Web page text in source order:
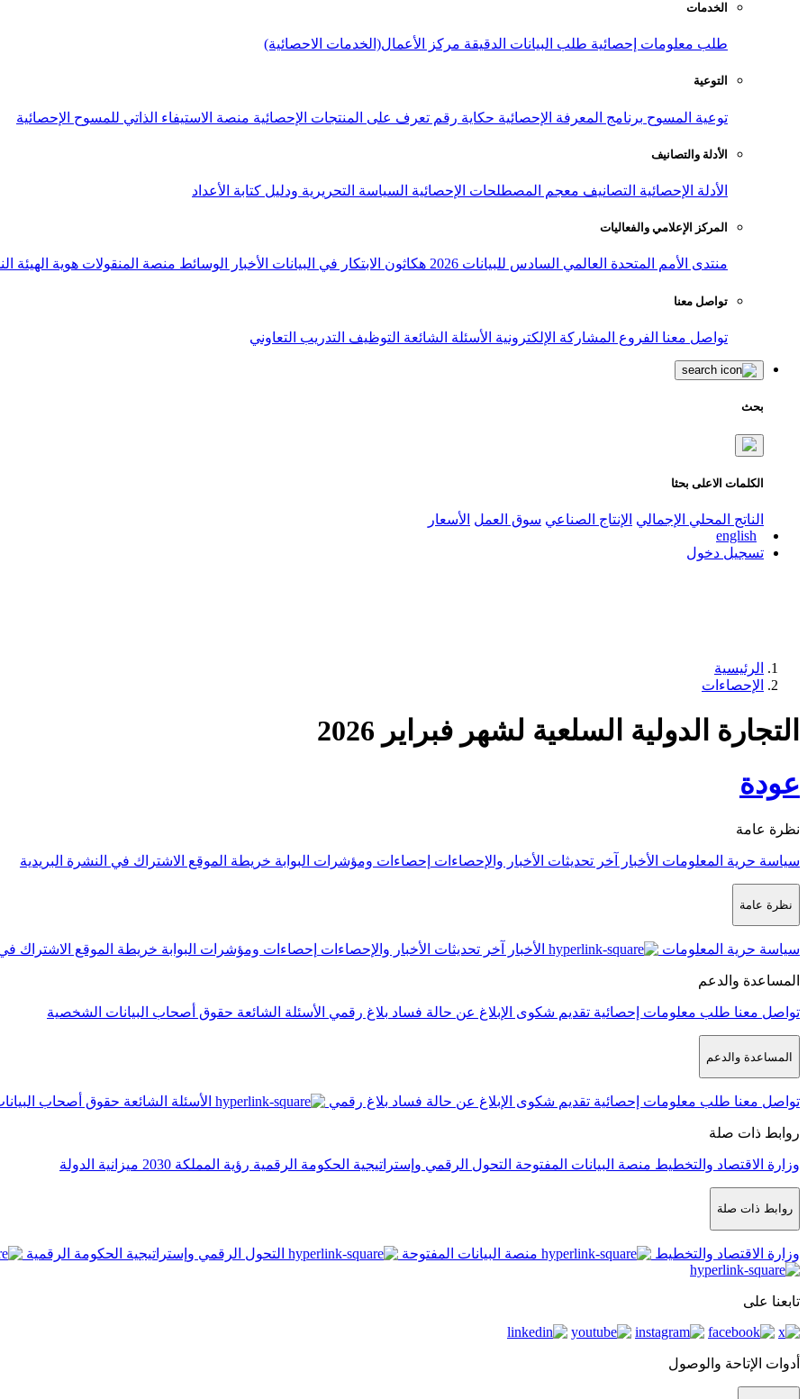
الخدمات
طلب معلومات إحصائية طلب البيانات الدقيقة مركز الأعمال(الخدمات الاحصائية)
التوعية
توعية المسوح برنامج المعرفة الإحصائية حكاية رقم تعرف على المنتجات الإحصائية منصة الاستيفاء الذاتي للمسوح الإحصائية
الأدلة والتصانيف
الأدلة الإحصائية التصانيف معجم المصطلحات الإحصائية السياسة التحريرية ودليل كتابة الأعداد
المركز الإعلامي والفعاليات
منتدى الأمم المتحدة العالمي السادس للبيانات 2026 هكاثون الابتكار في البيانات الأخبار الوسائط منصة المنقولات هوية الهيئة
تواصل معنا
تواصل معنا الفروع المشاركة الإلكترونية الأسئلة الشائعة التوظيف التدريب التعاوني
بحث
الكلمات الاعلى بحثا
الناتج المحلي الإجمالي الإنتاج الصناعي سوق العمل الأسعار
english
تسجيل دخول
الرئيسية
الإحصاءات
التجارة الدولية السلعية لشهر فبراير 2026
عودة
نظرة عامة
سياسة حرية المعلومات الأخبار آخر تحديثات الأخبار والإحصاءات إحصاءات ومؤشرات البوابة خريطة الموقع الاشتراك في النشرة البريدية
نظرة عامة
سياسة حرية المعلومات الأخبار آخر تحديثات الأخبار والإحصاءات إحصاءات ومؤشرات البوابة خريطة الموقع الاشتراك
المساعدة والدعم
تواصل معنا طلب معلومات إحصائية تقديم شكوى الإبلاغ عن حالة فساد بلاغ رقمي الأسئلة الشائعة حقوق أصحاب البيانات الشخصية
المساعدة والدعم
تواصل معنا طلب معلومات إحصائية تقديم شكوى الإبلاغ عن حالة فساد بلاغ رقمي الأسئلة الشائعة حقوق أصحاب
روابط ذات صلة
وزارة الاقتصاد والتخطيط منصة البيانات المفتوحة التحول الرقمي وإستراتيجية الحكومة الرقمية رؤية المملكة 2030 ميزانية الدولة
روابط ذات صلة
وزارة الاقتصاد والتخطيط منصة البيانات المفتوحة التحول الرقمي وإستراتيجية الحكومة الرقمية
تابعنا على
أدوات الإتاحة والوصول